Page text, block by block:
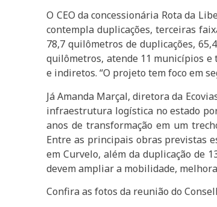
O CEO da concessionária Rota da
contempla duplicações, terceiras
78,7 quilômetros de duplicações,
quilômetros, atende 11 municípios e
e indiretos. “O projeto tem foco em
Já Amanda Marçal, diretora da
infraestrutura logística no estado
anos de transformação em um
Entre as principais obras previstas
em Curvelo, além da duplicação de
devem ampliar a mobilidade,
Confira as fotos da reunião do